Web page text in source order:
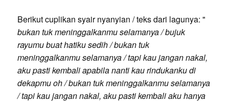
Berikut cuplikan syair nyanyian / teks dari lagunya: "
bukan tuk meninggalkanmu selamanya / bujuk
rayumu buat hatiku sedih / bukan tuk
meninggalkanmu selamanya / tapi kau jangan nakal,
aku pasti kembali apabila nanti kau rindukanku di
dekapmu oh / bukan tuk meninggalkanmu selamanya
/ tapi kau jangan nakal, aku pasti kembali aku hanya